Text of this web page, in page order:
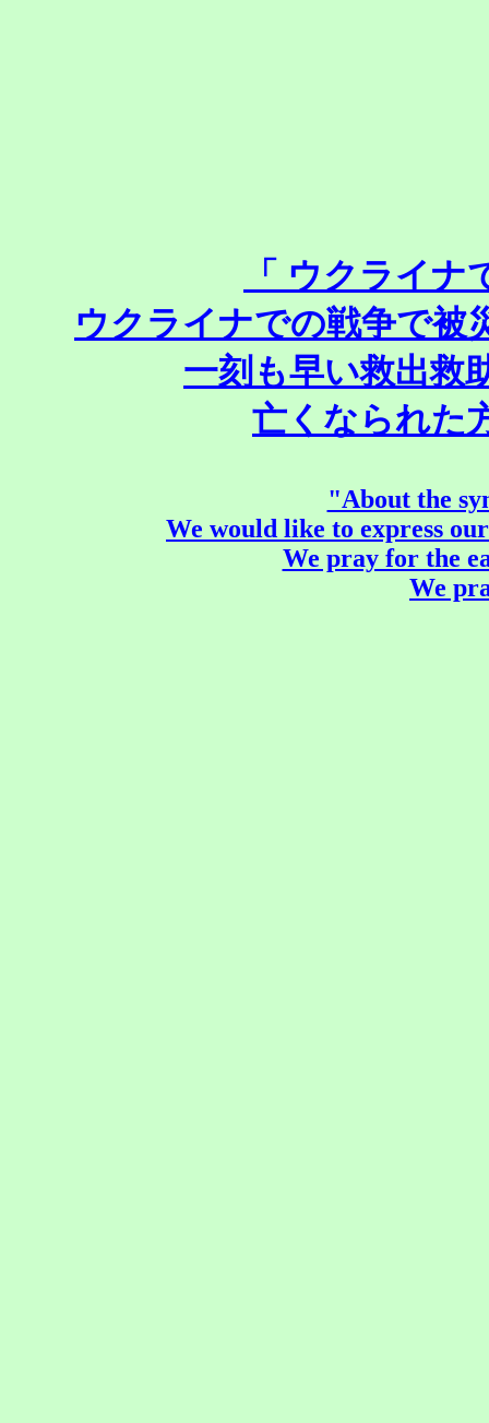
「 ウクライ
ウクライナでの戦争で被
一刻も早い救出救
亡くなられた
"About the
We would like to express
We pray for the
We